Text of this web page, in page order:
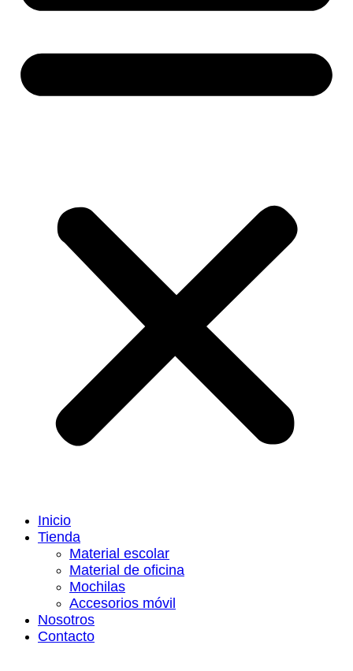
Inicio
Tienda
Material escolar
Material de oficina
Mochilas
Accesorios móvil
Nosotros
Contacto